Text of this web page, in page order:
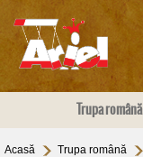
Trupa română
Acasă Trupa română